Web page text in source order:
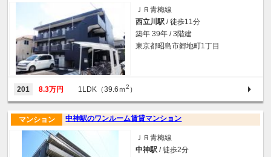
ＪＲ青梅線
西立川駅 / 徒歩11分
築年 39年 / 3階建
東京都昭島市郷地町1丁目
201 8.3万円 1LDK（39.6ｍ2 ）
中神駅のワンルーム賃貸マンション
マンション
ＪＲ青梅線
中神駅 / 徒歩2分